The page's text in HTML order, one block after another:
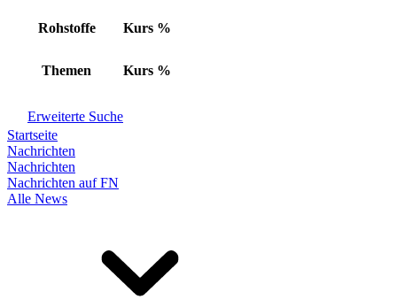
Rohstoffe Kurs %
Themen Kurs %
Erweiterte Suche
Startseite
Nachrichten
Nachrichten
Nachrichten auf FN
Alle News